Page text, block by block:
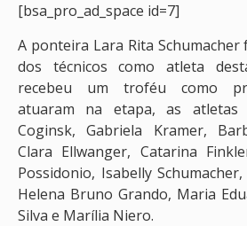
[bsa_pro_ad_space id=7]
A ponteira Lara Rita
dos técnicos como atleta
recebeu um troféu como
atuaram na etapa, as atletas
Coginsk, Gabriela Kramer,
Clara Ellwanger, Catarina
Possidonio, Isabelly
Helena Bruno Grando, Maria
Silva e Marília Niero.